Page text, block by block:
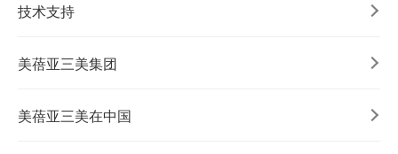
技术支持
美蓓亚三美集团
美蓓亚三美在中国